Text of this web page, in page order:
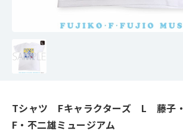
Tシャツ Fキャラクターズ L 藤子・
F・不二雄ミュージアム